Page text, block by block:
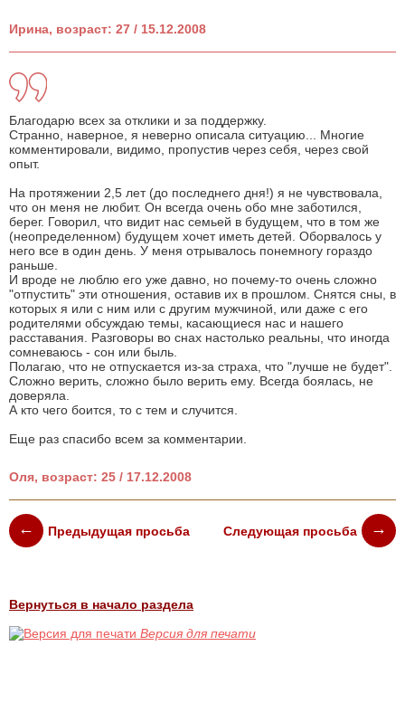
Ирина, возраст: 27 / 15.12.2008
Благодарю всех за отклики и за поддержку.
Странно, наверное, я неверно описала ситуацию... Многие
комментировали, видимо, пропустив через себя, через свой
опыт.
На протяжении 2,5 лет (до последнего дня!) я не чувствовала,
что он меня не любит. Он всегда очень обо мне заботился,
берег. Говорил, что видит нас семьей в будущем, что в том же
(неопределенном) будущем хочет иметь детей. Оборвалось у
него все в один день. У меня отрывалось понемногу гораздо
раньше.
И вроде не люблю его уже давно, но почему-то очень сложно
"отпустить" эти отношения, оставив их в прошлом. Снятся сны, в
которых я или с ним или с другим мужчиной, или даже с его
родителями обсуждаю темы, касающиеся нас и нашего
расставания. Разговоры во снах настолько реальны, что иногда
сомневаюсь - сон или быль.
Полагаю, что не отпускается из-за страха, что "лучше не будет".
Сложно верить, сложно было верить ему. Всегда боялась, не
доверяла.
А кто чего боится, то с тем и случится.
Еще раз спасибо всем за комментарии.
Оля, возраст: 25 / 17.12.2008
Предыдущая просьба Следующая просьба
Вернуться в начало раздела
Версия для печати